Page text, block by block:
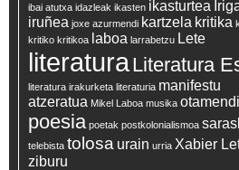
ibai atutxa idazleak ikasten ikasturtea
iruñea joxe azurmendi kartzela kritika
kritiko kritikoa laboa larrabetzu Lete
literaturaLiteratura
literatura irakurketa literaturia manifestu
atzeratua Mikel Laboa musika otamendi
poesia poetak postkolonialismoa
telebista tolosa urain urria Xabier
ziburu